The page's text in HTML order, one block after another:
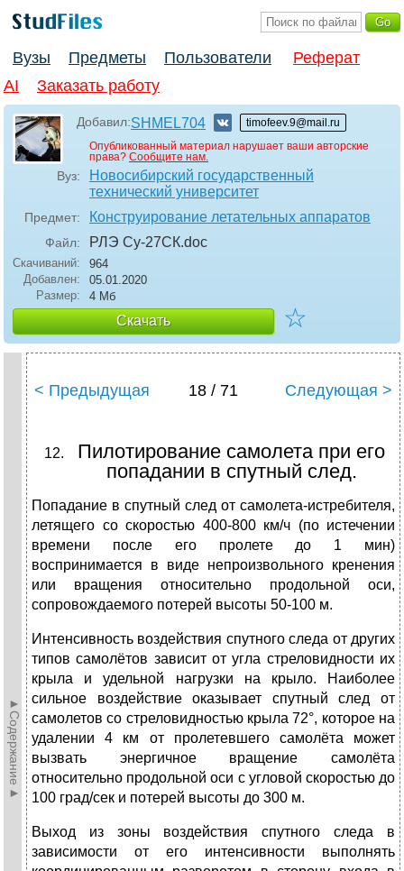
Вузы Предметы Пользователи
Реферат
AI
Заказать работу
Добавил:SHMEL704
timofeev.9@mail.ru
Опубликованный материал нарушает ваши авторские
права? Сообщите нам.
Вуз:
Новосибирский государственный
технический университет
Предмет: Конструирование летательных аппаратов
Файл: РЛЭ Су-27СК.doc
Скачиваний:
964
Добавлен:
05.01.2020
Размер:
4 Мб
Скачать ☆
►Содержание►
< Предыдущая 18 / 71 Следующая >
Пилотирование самолета при его
попадании в спутный след.
Попадание в спутный след от самолета-истребителя,
летящего со скоростью 400-800 км/ч (по истечении
времени после его пролете до 1 мин)
воспринимается в виде непроизвольного кренения
или вращения относительно продольной оси,
сопровождаемого потерей высоты 50-100 м.
Интенсивность воздействия спутного следа от других
типов самолётов зависит от угла стреловидности их
крыла и удельной нагрузки на крыло. Наиболее
сильное воздействие оказывает спутный след от
самолетов со стреловидностью крыла 72°, которое на
удалении 4 км от пролетевшего самолёта может
вызвать энергичное вращение самолёта
относительно продольной оси с угловой скоростью до
100 град/сек и потерей высоты до 300 м.
Выход из зоны воздействия спутного следа в
зависимости от его интенсивности выполнять